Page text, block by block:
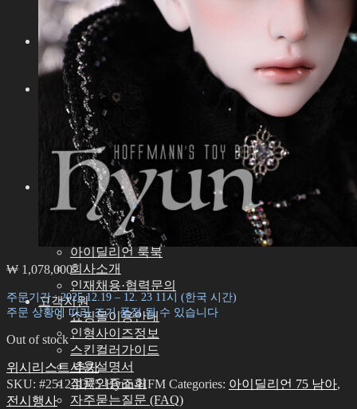
아이딜리언 68 여아
아이딜리언 51 남아
기타
기타 악세서리
스탠드ㆍ가방
에스테용품
조립용품
메이크업용품
커스텀용품
속눈썹
커뮤니티
공지사항
아이딜리언 블로그
숨 예술적 공로자
아이딜리언 룩북
회사소개
인재채용·협력문의
고객지원
쇼핑몰이용안내
인형사이즈정보
스킨컬러가이드
사용설명서
정품인증조회
자주묻는질문 (FAQ)
₩ 1,078,000
주문기간 : 2025.12.19 – 12. 23 11시 (한국 시간)
주문 상황에 따라 조기 품절 될 수 있습니다
Out of stock
위시리스트 추가
SKU: #2512-ID75-Hyun-HFM Categories: 아이딜리언 75 남아,
전시행사